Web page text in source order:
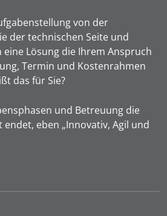
von der
der technischen Seite und
Lösung die Ihrem Anspruch
Termin und Kostenrahmen
das für Sie?
und Betreuung die
eben „Innovativ, Agil und